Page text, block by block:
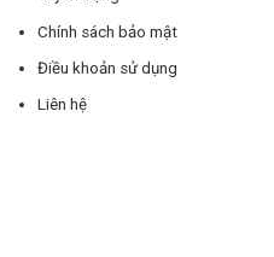
Chính sách bảo mật
Điều khoản sử dụng
Liên hệ